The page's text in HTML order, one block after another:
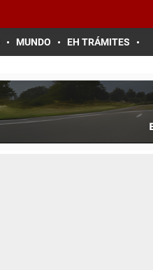
MUNDO EH TRÁMITES